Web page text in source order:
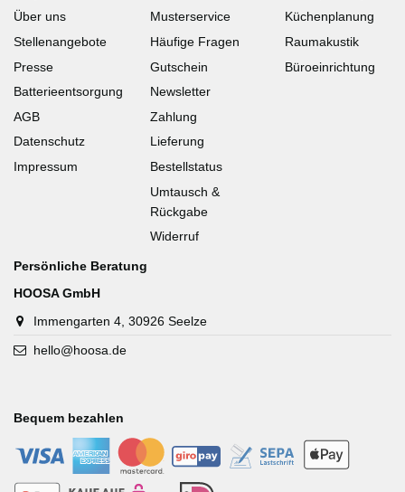
Über uns
Stellenangebote
Presse
Batterieentsorgung
AGB
Datenschutz
Impressum
Musterservice
Häufige Fragen
Gutschein
Newsletter
Zahlung
Lieferung
Bestellstatus
Umtausch &
Rückgabe
Widerruf
Küchenplanung
Raumakustik
Büroeinrichtung
Persönliche Beratung
HOOSA GmbH
Immengarten 4, 30926 Seelze
hello@hoosa.de
Bequem bezahlen
-
- - - -
- - - -